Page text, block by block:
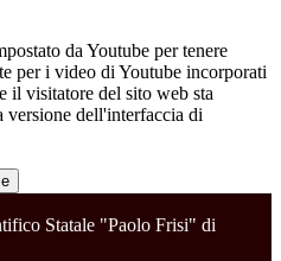
da Youtube per tenere
per i video di Youtube incorporati
il visitatore del sito web sta
dell'interfaccia di
Statale "Paolo Frisi" di